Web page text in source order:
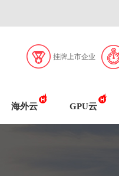
挂牌上市企业
海外云 GPU云